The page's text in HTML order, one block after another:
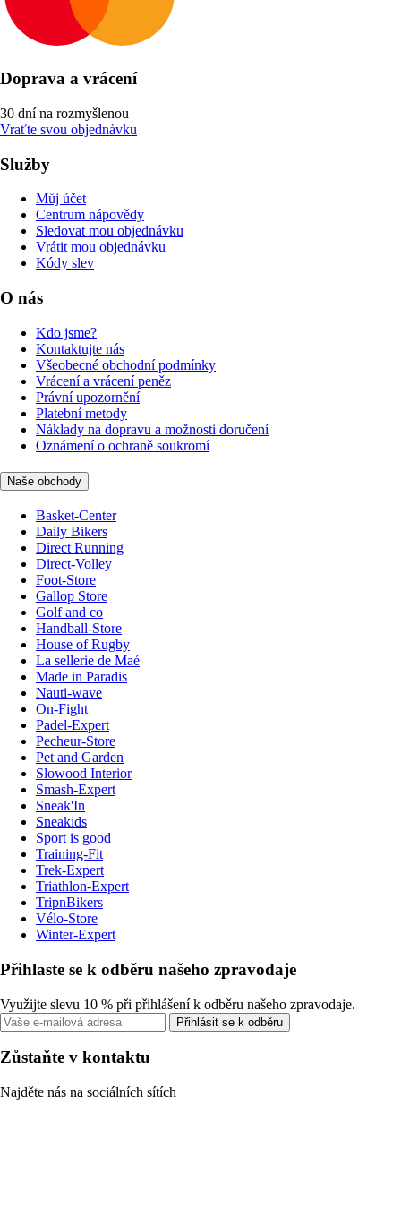
Doprava a vrácení
30 dní na rozmyšlenou
Vraťte svou objednávku
Služby
Můj účet
Centrum nápovědy
Sledovat mou objednávku
Vrátit mou objednávku
Kódy slev
O nás
Kdo jsme?
Kontaktujte nás
Všeobecné obchodní podmínky
Vrácení a vrácení peněz
Právní upozornění
Platební metody
Náklady na dopravu a možnosti doručení
Oznámení o ochraně soukromí
Naše obchody
Basket-Center
Daily Bikers
Direct Running
Direct-Volley
Foot-Store
Gallop Store
Golf and co
Handball-Store
House of Rugby
La sellerie de Maé
Made in Paradis
Nauti-wave
On-Fight
Padel-Expert
Pecheur-Store
Pet and Garden
Slowood Interior
Smash-Expert
Sneak'In
Sneakids
Sport is good
Training-Fit
Trek-Expert
Triathlon-Expert
TripnBikers
Vélo-Store
Winter-Expert
Přihlaste se k odběru našeho zpravodaje
Využijte slevu 10 % při přihlášení k odběru našeho zpravodaje.
Přihlásit se k odběru
Zůstaňte v kontaktu
Najděte nás na sociálních sítích